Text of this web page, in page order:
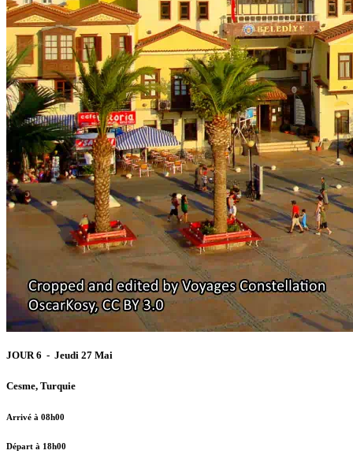
JOUR 6 - Jeudi 27 Mai
Cesme, Turquie
Arrivé à 08h00
Départ à 18h00